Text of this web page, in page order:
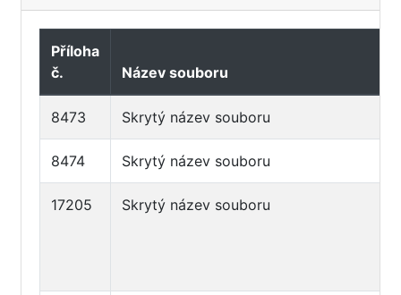
Příloha
č.
Název souboru
8473 Skrytý název souboru
8474 Skrytý název souboru
17205 Skrytý název souboru